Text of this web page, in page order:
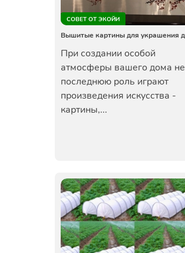
СОВЕТ ОТ ЭКОЙИ
Вышитые картины для украшения
При создании особой
атмосферы вашего дома не
последнюю роль играют
произведения искусства -
картины,...